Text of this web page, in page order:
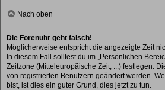
Nach oben
Die Forenuhr geht falsch!
Möglicherweise entspricht die angezeigte Zeit
In diesem Fall solltest du im „Persönlichen
Zeitzone (Mitteleuropäische Zeit, ...) festlegen.
von registrierten Benutzern geändert werden.
bist, ist dies ein guter Grund, dies jetzt zu tun.